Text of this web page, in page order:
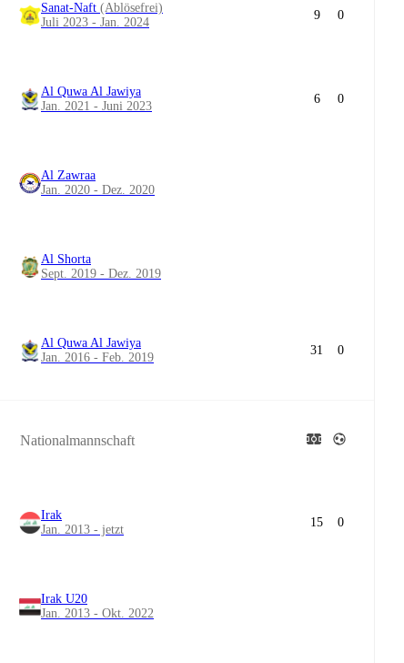
Sanat-Naft (Ablösefrei)
Juli 2023 - Jan. 2024
9 0
Al Quwa Al Jawiya
Jan. 2021 - Juni 2023
6 0
Al Zawraa
Jan. 2020 - Dez. 2020
Al Shorta
Sept. 2019 - Dez. 2019
Al Quwa Al Jawiya
Jan. 2016 - Feb. 2019
31 0
Nationalmannschaft
Irak
Jan. 2013 - jetzt
15 0
Irak U20
Jan. 2013 - Okt. 2022